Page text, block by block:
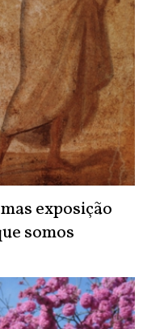
exposição
somos